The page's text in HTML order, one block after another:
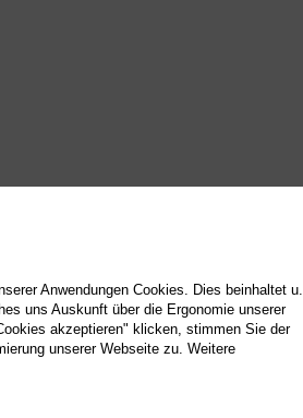
Anwendungen Cookies. Dies beinhaltet u.
uns Auskunft über die Ergonomie unserer
akzeptieren" klicken, stimmen Sie der
unserer Webseite zu. Weitere